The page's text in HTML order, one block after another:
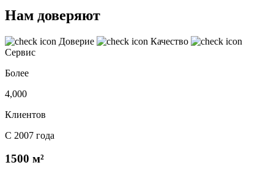
Нам доверяют
Доверие
Качество
Сервис
Более
4,000
Клиентов
С 2007 года
1500 м²